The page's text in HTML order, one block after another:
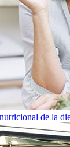
de la